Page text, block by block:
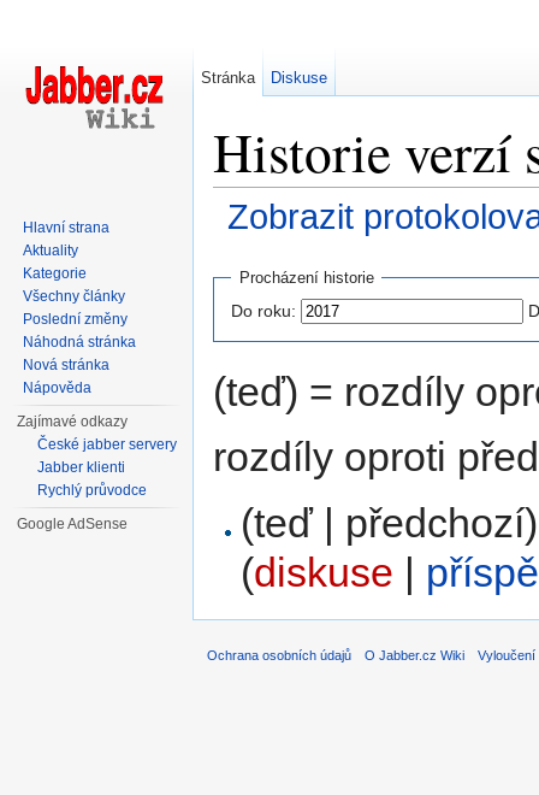
Historie verzí
Zobrazit
Procházení historie
Do roku:
(teď) = rozdíly
rozdíly oproti
(teď | předchozí)
(diskuse |
Stránka Diskuse
Hlavní strana
Aktuality
Kategorie
Všechny články
Poslední změny
Náhodná stránka
Nová stránka
Nápověda
Zajímavé odkazy
České jabber servery
Jabber klienti
Rychlý průvodce
Google AdSense
Ochrana osobních údajů O Jabber.cz Wiki Vyloučení